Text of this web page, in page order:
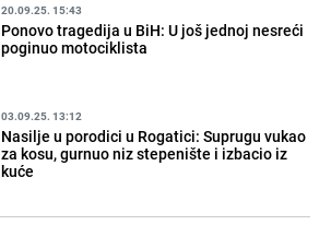
20.09.25. 15:43
Ponovo tragedija u BiH: U još jednoj nesreći
poginuo motociklista
03.09.25. 13:12
Nasilje u porodici u Rogatici: Suprugu vukao
za kosu, gurnuo niz stepenište i izbacio iz
kuće